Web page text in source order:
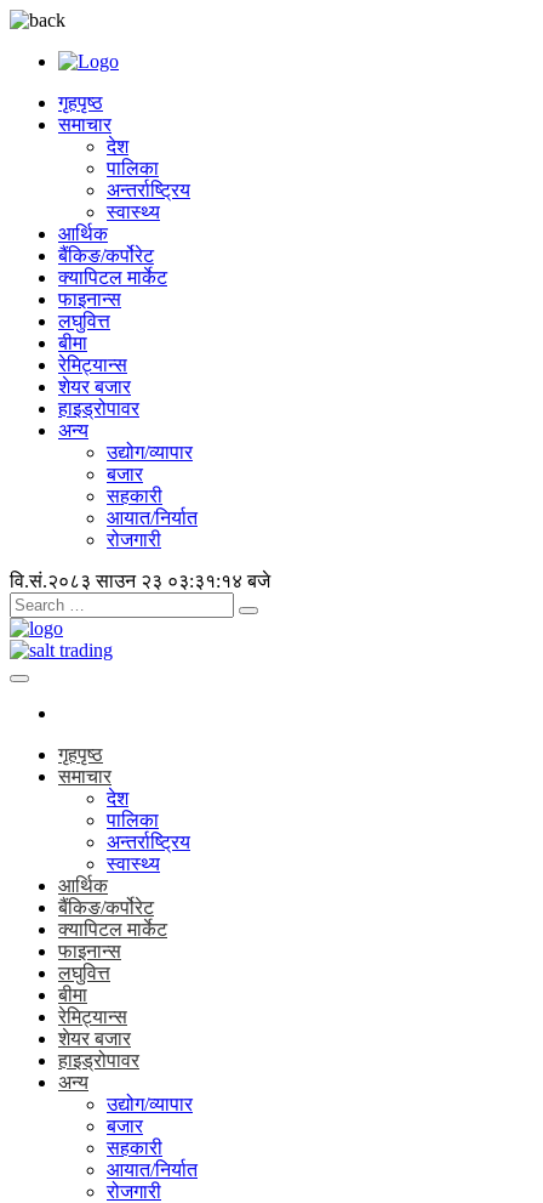
गृहपृष्ठ
समाचार
देश
पालिका
अन्तर्राष्ट्रिय
स्वास्थ्य
आर्थिक
बैंकिङ/कर्पोरेट
क्यापिटल मार्केट
फाइनान्स
लघुवित्त
बीमा
रेमिट्यान्स
शेयर बजार
हाइड्रोपावर
अन्य
उद्योग/व्यापार
बजार
सहकारी
आयात/निर्यात
रोजगारी
वि.सं.२०८३ साउन २३ ०३:३१:१५ बजे
गृहपृष्ठ
समाचार
देश
पालिका
अन्तर्राष्ट्रिय
स्वास्थ्य
आर्थिक
बैंकिङ/कर्पोरेट
क्यापिटल मार्केट
फाइनान्स
लघुवित्त
बीमा
रेमिट्यान्स
शेयर बजार
हाइड्रोपावर
अन्य
उद्योग/व्यापार
बजार
सहकारी
आयात/निर्यात
रोजगारी